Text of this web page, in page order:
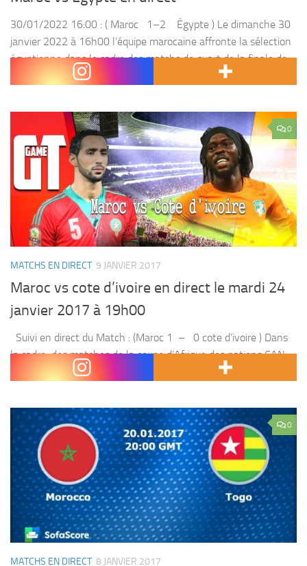
30/01/2022 16:00 : ( Maroc 1–2 Égypte ) Le dimanche 30
janvier 2022 à 16h00 l’équipe marocaine affronte la sélection
égyptienne dans le cadre des matchs de quart de la finale de
0
MATCHS EN DIRECT 9 JANVIER 2017
Maroc vs cote d’ivoire en direct le mardi 24
janvier 2017 à 19h00
Suivi en direct du Match : (Maroc 1 – 0 cote d’ivoire ) Dans
la cadre des matches de la coupe d’Afrique des nations CAN
2017 ,Le Maroc affronte la cote d’ivoire...
0
MATCHS EN DIRECT 8 JANVIER 2017